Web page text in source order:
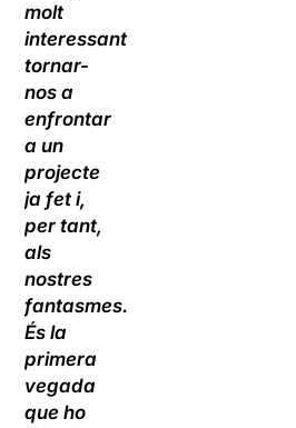
molt
interessant
tornar-
nos a
enfrontar
a un
projecte
ja fet i,
per tant,
als
nostres
fantasmes.
És la
primera
vegada
que ho